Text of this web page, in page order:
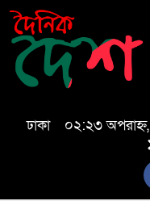
ঢাকা
০২:২৩